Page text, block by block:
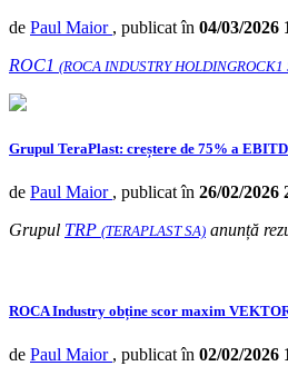
de Paul Maior , publicat în 04/03/2026
ROC1 (ROCA INDUSTRY HOLDINGROCK1
Grupul TeraPlast: creștere de 75% a
de Paul Maior , publicat în 26/02/2026
Grupul TRP (TERAPLAST SA) anunță
ROCA Industry obține scor maxim
de Paul Maior , publicat în 02/02/2026